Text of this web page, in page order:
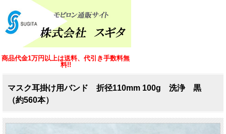
商品代金1万円以上は送料、代引き手数料無
料!!
マスク耳掛け用バンド 折径110mm 100g 洗浄 黒
（約560本）